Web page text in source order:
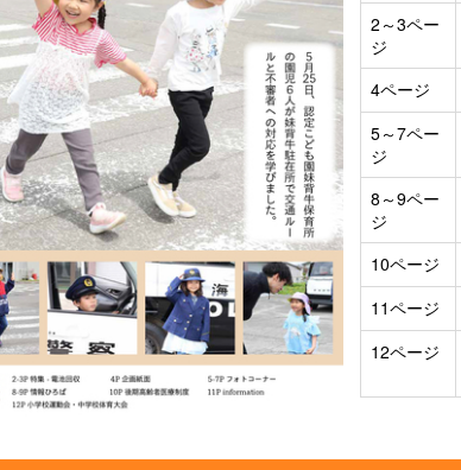
2～3ペー
ジ
4ページ
5～7ペー
ジ
8～9ペー
ジ
10ページ
11ページ
12ページ